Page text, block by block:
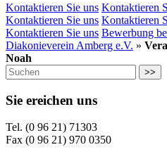
Kontaktieren Sie uns Kontaktieren
Kontaktieren Sie uns Kontaktieren
Kontaktieren Sie uns Bewerbung
Diakonieverein Amberg e.V. »
Noah
>>
Sie ereichen uns
Tel. (0 96 21) 71303
Fax (0 96 21) 970 0350